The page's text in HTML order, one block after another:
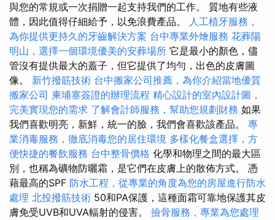
與您的常規或一次捐贈一起支持我們的工作。 質地有些液
體，因此值得仔細給予，以免浪費產品。 人工植牙服務，
為你提供更持久的牙齒解決方案 台中專業外燴服務 花葬陽
明山，選擇一個環境優美的安葬場所 它是最小的顏色，儘
管沒有提供最大的蓋子，但它提供了均勻，出色的皮膚圖
像。 新竹撥筋技術 台中搬家公司推薦，為你介紹當地優質
搬家公司 柬埔寨簽證的辦理流程 精心設計的室內設計圖，
完美實現您的需求 了解會計師服務，幫助您規劃財務 如果
我們喜歡明亮，新鮮，統一的臉，我們會喜歡該產品。 專
業消毒服務，徹底消毒您的居住環境 多樣化餐盒選擇，方
便快捷的餐飲服務 台中整骨價格 化學和物理之間的最大區
別，也稱為礦物防曬霜，是它們在皮膚上的散佈方式。 憑
藉最高的SPF 防水工程，從專業的角度為您的房屋進行防水
處理 北投撥筋技術 50和PA保護，這種面霜可靠地保護其皮
膚免受UVB和UVA輻射的侵害。 撿骨服務，專業為您處理